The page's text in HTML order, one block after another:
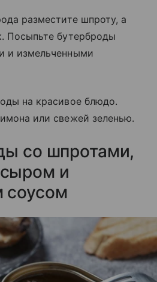
разместите шпроту, а
Посыпьте бутерброды
и измельченными
на красивое блюдо.
или свежей зеленью.
со шпротами,
и
соусом